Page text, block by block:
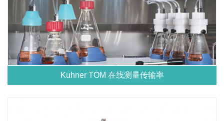
Kuhner TOM 在线测量传输率